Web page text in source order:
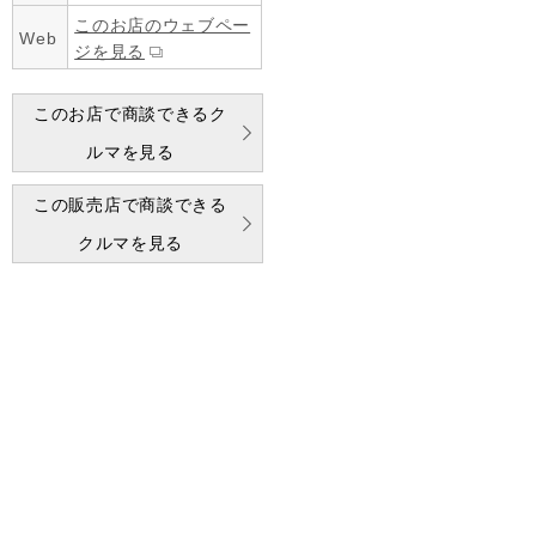
Web
このお店のウェブペー
ジを見る
このお店で商談できるク
ルマを見る
この販売店で商談できる
クルマを見る